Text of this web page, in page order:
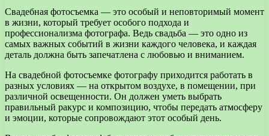
Свадебная фотосъемка — это особый и неповторимый момент
в жизни, который требует особого подхода и
профессионализма фотографа. Ведь свадьба — это одно из
самых важных событий в жизни каждого человека, и каждая
деталь должна быть запечатлена с любовью и вниманием.
На свадебной фотосъемке фотографу приходится работать в
разных условиях — на открытом воздухе, в помещении, при
различной освещенности. Он должен уметь выбрать
правильный ракурс и композицию, чтобы передать атмосферу
и эмоции, которые сопровождают этот особый день.